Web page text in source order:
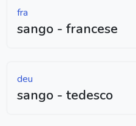
fra
sango - francese
deu
sango - tedesco